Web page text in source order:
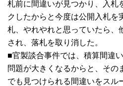
札前に間違いが見つかり、入札
クしたからと今度は公開入札を
札、やれやれと思っていたら、
され、落札を取り消した。
■官製談合事件では、積算間違
問題が大きくなるからと、その
でも見つけられる間違いをスル